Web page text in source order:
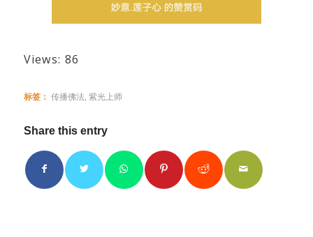
Views: 86
标签： 传播佛法 紫光上师
Share this entry